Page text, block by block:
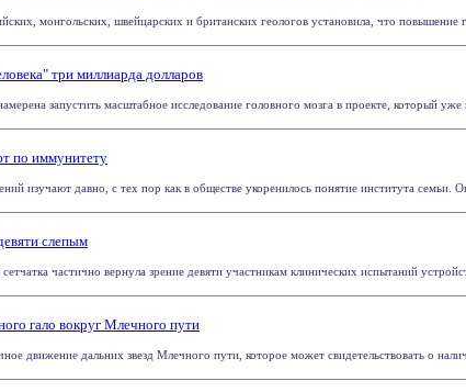
монгольских, швейцарских и британских геологов установила, что повышение
три миллиарда долларов
запустить масштабное исследование головного мозга в проекте, который уже
по иммунитету
изучают давно, с тех пор как в обществе укоренилось понятие института семьи.
слепым
частично вернула зрение девяти участникам клинических испытаний
гало вокруг Млечного пути
движение дальних звезд Млечного пути, которое может свидетельствовать о